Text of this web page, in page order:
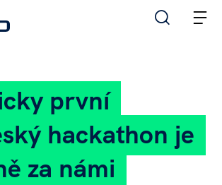
první
hackathon je
za námi